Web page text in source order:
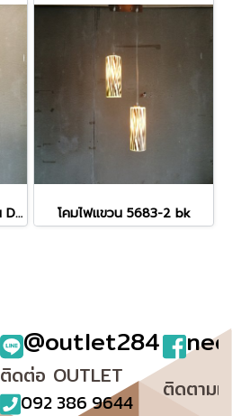
*สินค้าลดราคา*โคมไฟแขวน D170611-1R โคมไฟแขวน 5683-2 bk
@outlet284
ติดต่อ OUTLET
092 386 9644 ติดตามเ